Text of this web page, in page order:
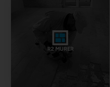
R2 MURER